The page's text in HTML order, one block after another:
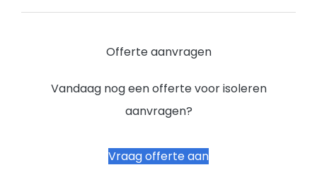
Offerte aanvragen
Vandaag nog een offerte voor isoleren
aanvragen?
Vraag offerte aan